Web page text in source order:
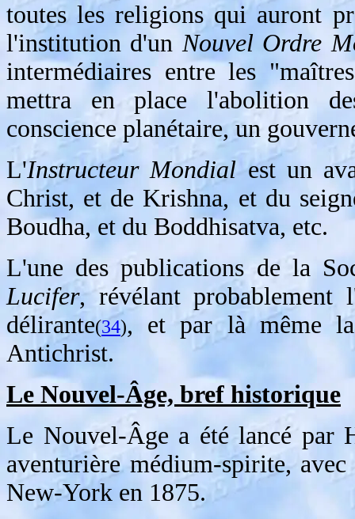
toutes les religions qui auront
l'institution d'unNouvel Ordre
intermédiaires entre les
mettra en place l'abolition
conscience planétaire, un
L'Instructeur Mondial est un
Christ, et de Krishna, et du
Boudha, et du Boddhisatva, etc.
L'une des publications de la
Lucifer, révélant probablement
délirante(34), et par là même
Antichrist.
Le Nouvel-Âge, bref historique
Le Nouvel-Âge a été lancé par
aventurière médium-spirite,
New-York en 1875.